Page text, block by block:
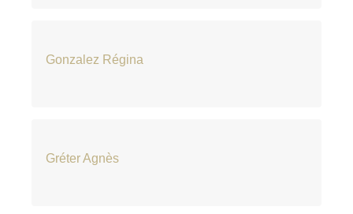
Gonzalez Régina
Gréter Agnès